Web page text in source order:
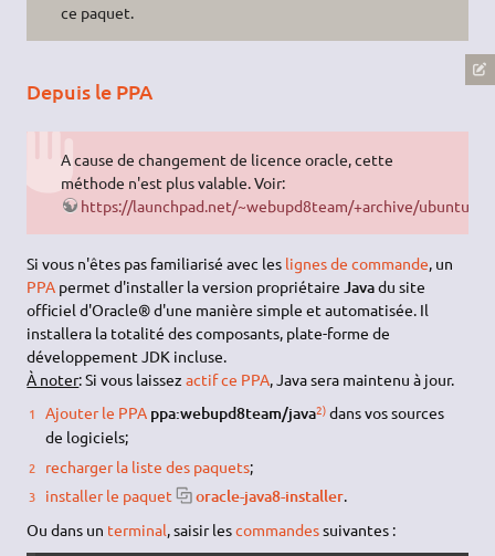
ce paquet.
Depuis le PPA
A cause de changement de licence oracle, cette
méthode n'est plus valable. Voir:
https://launchpad.net/~webupd8team/+archive/ubuntu/
Si vous n'êtes pas familiarisé avec les lignes de commande , un
PPA permet d'installer la version propriétaire Javadu site
officiel d'Oracle® d'une manière simple et automatisée. Il
installera la totalité des composants, plate-forme de
développement JDK incluse.
À noter: Si vous laissezactif ce PPA , Java sera maintenu à jour.
Ajouter le PPA ppa:webupd8team/java2)dans vos sources
de logiciels;
recharger la liste des paquets;
installer le paquet
oracle-java8-installer.
Ou dans un terminal, saisir lescommandessuivantes :